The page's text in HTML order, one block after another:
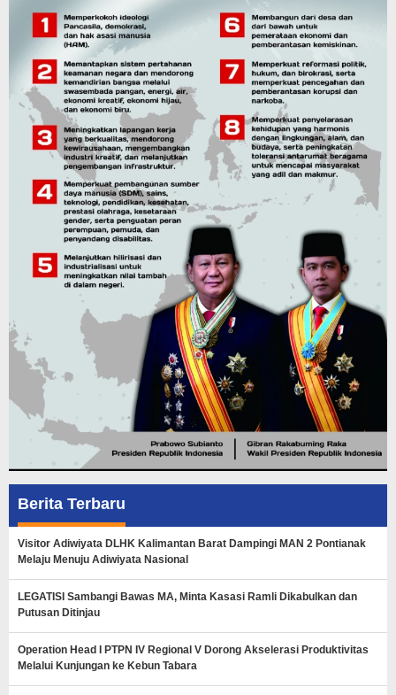
Berita Terbaru
Visitor Adiwiyata DLHK Kalimantan Barat Dampingi MAN 2 Pontianak
Melaju Menuju Adiwiyata Nasional
LEGATISI Sambangi Bawas MA, Minta Kasasi Ramli Dikabulkan dan
Putusan Ditinjau
Operation Head I PTPN IV Regional V Dorong Akselerasi Produktivitas
Melalui Kunjungan ke Kebun Tabara